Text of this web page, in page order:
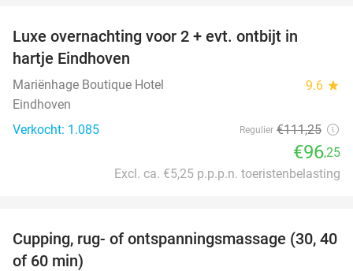
Luxe overnachting voor 2 + evt. ontbijt in
hartje Eindhoven
Mariënhage Boutique Hotel 9.6 star
Eindhoven
Verkocht: 1.085
Regulier €111,25
€96,25
Excl. ca. €5,25 p.p.p.n. toeristenbelasting
60%
Cupping, rug- of ontspanningsmassage (30, 40
of 60 min)